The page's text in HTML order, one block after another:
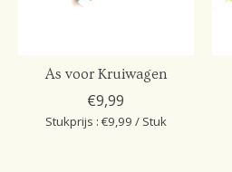
As voor Kruiwagen
€9,99
Stukprijs : €9,99 / Stuk